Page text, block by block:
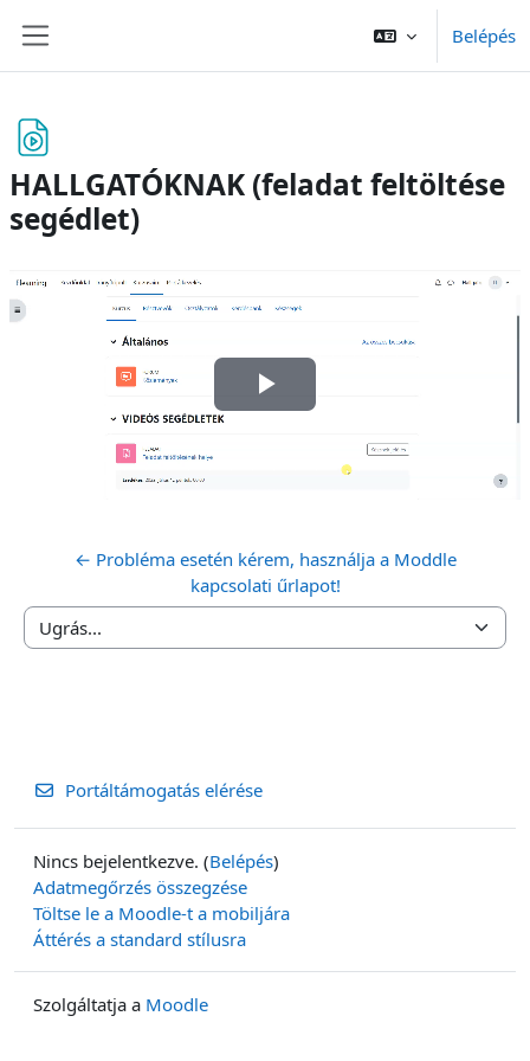
Belépés
HALLGATÓKNAK (feladat feltöltése
segédlet)
Videó
lejátszása
← Probléma esetén kérem, használja a Moddle
kapcsolati űrlapot!
Ugrás...
Portáltámogatás elérése
Nincs bejelentkezve. (Belépés)
Adatmegőrzés összegzése
Töltse le a Moodle-t a mobiljára
Áttérés a standard stílusra
Szolgáltatja a Moodle